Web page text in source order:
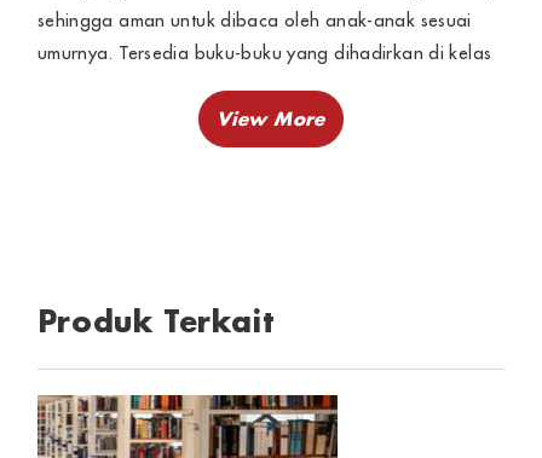
sehingga aman untuk dibaca oleh anak-anak sesuai
umurnya. Tersedia buku-buku yang dihadirkan di kelas
paling cepat sesuai kebutuhan. KB & TK Kristen LOGOS
telah menghasilkan anak-anak yang berbudaya
membaca. Perpustakaan yang nyaman sebagai tempat
Produk Terkait